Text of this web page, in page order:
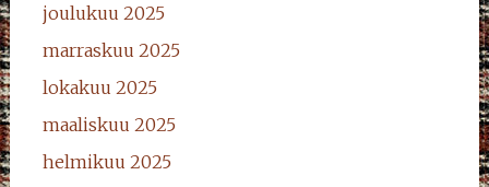
joulukuu 2025
marraskuu 2025
lokakuu 2025
maaliskuu 2025
helmikuu 2025